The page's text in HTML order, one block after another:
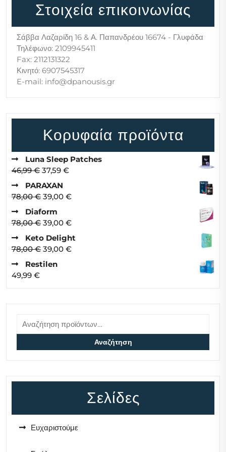
Στοιχεία επικοινωνίας
Σάββα Λαζαρίδη 16 & Α. Παπανδρέου 16674 - Γλυφάδα
Τηλέφωνο: 2109945411
Fax: 2112131322
Κινητό: 6907545317
E-mail: info@dpanousis.gr
Κορυφαία προϊόντα
Luna Sleep Patches
46,99€ Original
price
was:
46,99 €.
37,59 €Η
τιμή
PARAXAN
78,00€ Original
was:
78,00 €.
39,00 €Η
τιμή
39,00 €.
Diaform
78,00€ Original
price
was:
78,00 €.
39,00 €Η
τρέχουσα
τιμή
Keto Delight
78,00€ Original
price
39,00 €Η
Restilen
49,99 €
Αναζήτηση
για:
Αναζήτηση
Σελίδες
Ευχαριστούμε